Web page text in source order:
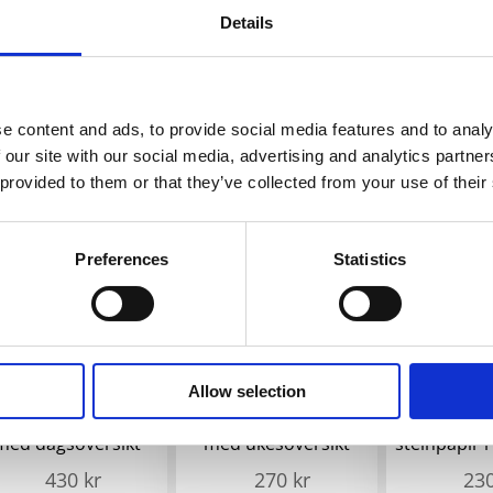
Details
content and ads, to provide social media features and to
site with our social media, advertising and analytics
to them or that they’ve collected from your use of
Preferences Statistics
Allow selection
notatbok i A5
116kr
Executive A4
56kr–142 kr
Fabianna
kalender
dagsoversikt
430 kr
innbundet kalender
med ukesoversikt
270 kr
steinpapir